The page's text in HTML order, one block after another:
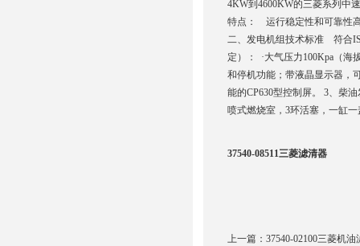
4KW到4600KW的三菱系列中
特点： 运行稳定性和可靠性
二、发电机组技术标准 符合
定）： ·大气压力100Kpa（
和停机功能；带液晶显示器，
能的CP630型控制屏。 3、柴
喷式燃烧室，3环活塞，一缸
37540-08511三菱滤清器
上一篇： 37540-02100三菱机油